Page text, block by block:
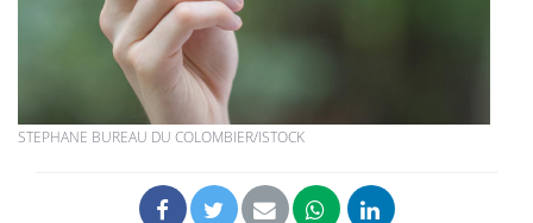
STEPHANE BUREAU DU COLOMBIER/ISTOCK